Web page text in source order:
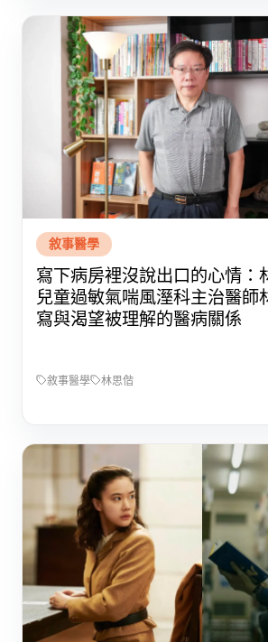
敘事醫學
寫下病房裡沒說出口的心情：
兒童過敏氣喘風溼科主治醫師
寫與渴望被理解的醫病關係
敘事醫學 林思偕